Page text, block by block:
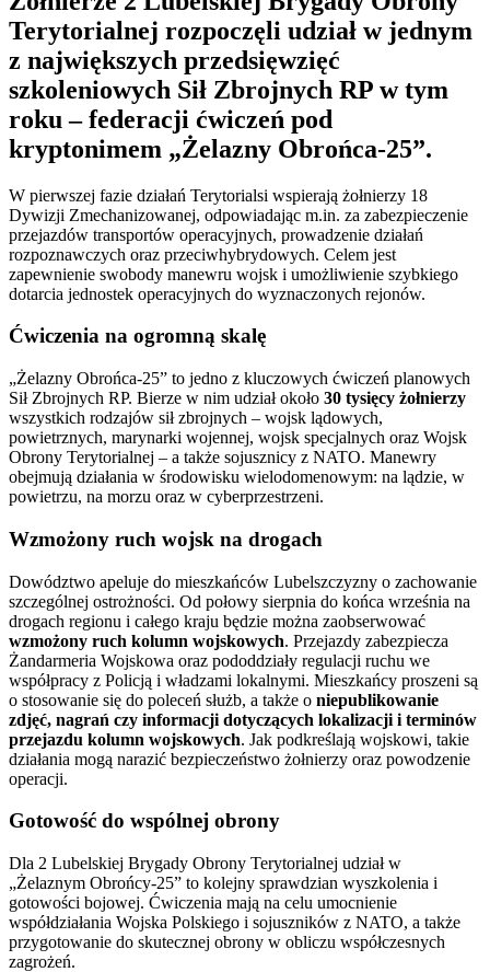
Terytorialnej rozpoczęli udział w jednym
z największych przedsięwzięć
szkoleniowych Sił Zbrojnych RP w tym
roku – federacji ćwiczeń pod
kryptonimem „Żelazny Obrońca-25”.
W pierwszej fazie działań Terytorialsi wspierają żołnierzy 18
Dywizji Zmechanizowanej, odpowiadając m.in. za zabezpieczenie
przejazdów transportów operacyjnych, prowadzenie działań
rozpoznawczych oraz przeciwhybrydowych. Celem jest
zapewnienie swobody manewru wojsk i umożliwienie szybkie­go
dotarcia jednostek operacyjnych do wyznaczonych rejonów.
Ćwiczenia na ogromną skalę
„Żelazny Obrońca-25” to jedno z kluczowych ćwiczeń planowych
Sił Zbrojnych RP. Bierze w nim udział około 30 tysięcy żołnierzy
wszystkich rodzajów sił zbrojnych – wojsk lądowych,
powietrznych, marynarki wojennej, wojsk specjalnych oraz Wojsk
Obrony Terytorialnej – a także sojusznicy z NATO. Manewry
obejmują działania w środowisku wielodomenowym: na lądzie, w
powietrzu, na morzu oraz w cyberprzestrzeni.
Wzmożony ruch wojsk na drogach
Dowództwo apeluje do mieszkańców Lubelszczyzny o zachowanie
szczególnej ostrożności. Od połowy sierpnia do końca września na
drogach regionu i całego kraju będzie można zaobserwować
wzmożony ruch kolumn wojskowych. Przejazdy zabezpiecza
Żandarmeria Wojskowa oraz pododdziały regulacji ruchu we
współpracy z Policją i władzami lokalnymi. Mieszkańcy proszeni są
o stosowanie się do poleceń służb, a także o niepublikowanie
zdjęć, nagrań czy informacji dotyczących lokalizacji i terminów
przejazdu kolumn wojskowych. Jak podkreślają wojskowi, takie
działania mogą narazić bezpieczeństwo żołnierzy oraz powodzenie
operacji.
Gotowość do wspólnej obrony
Dla 2 Lubelskiej Brygady Obrony Terytorialnej udział w
„Żelaznym Obrońcy-25” to kolejny sprawdzian wyszkolenia i
gotowości bojowej. Ćwiczenia mają na celu umocnienie
współdziałania Wojska Polskiego i sojuszników z NATO, a także
przygotowanie do skutecznej obrony w obliczu współczesnych
zagrożeń.